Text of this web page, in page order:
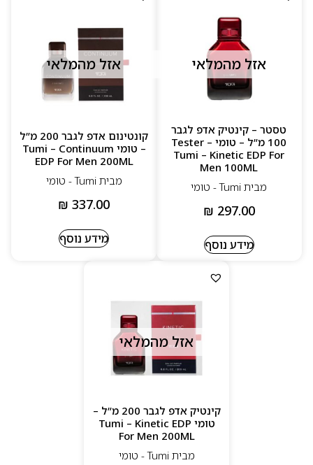
אזל מהמלאי
טסטר – קינטיק אדפ לגבר
100 מ”ל – טומי Tester –
Tumi – Kinetic EDP For
Men 100ML
מבית Tumi - טומי
₪ 297.00
מידע נוסף
אזל מהמלאי
קונטינום אדפ לגבר 200 מ”ל
– טומי Tumi – Continuum
EDP For Men 200ML
מבית Tumi - טומי
₪ 337.00
מידע נוסף
אזל מהמלאי
קינטיק אדפ לגבר 200 מ”ל –
טומי Tumi – Kinetic EDP
For Men 200ML
מבית Tumi - טומי